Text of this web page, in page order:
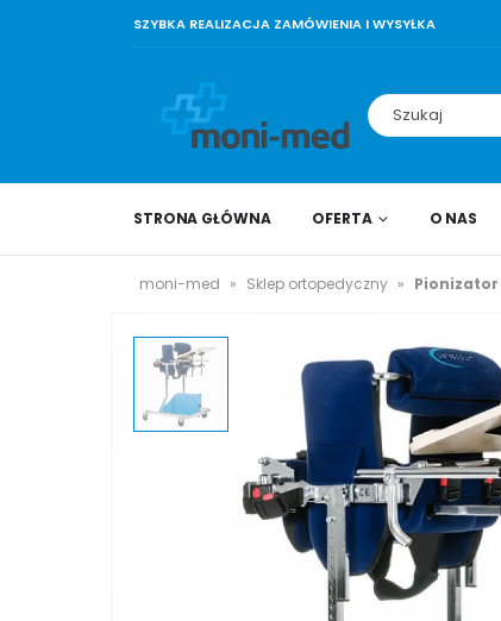
SZYBKA REALIZACJA ZAMÓWIENIA I WYSYŁKA
STRONA GŁÓWNA OFERTA O NAS
moni-med » Sklep ortopedyczny » Pionizator